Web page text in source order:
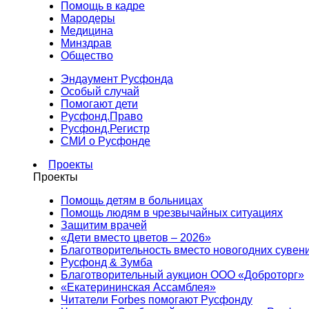
Помощь в кадре
Мародеры
Медицина
Минздрав
Общество
Эндаумент Русфонда
Особый случай
Помогают дети
Русфонд.Право
Русфонд.Регистр
СМИ о Русфонде
Проекты
Проекты
Помощь детям в больницах
Помощь людям в чрезвычайных ситуациях
Защитим врачей
«Дети вместо цветов – 2026»
Благотворительность вместо новогодних
Русфонд & Зумба
Благотворительный аукцион ООО «Доброторг»
«Екатерининская Ассамблея»
Читатели Forbes помогают Русфонду